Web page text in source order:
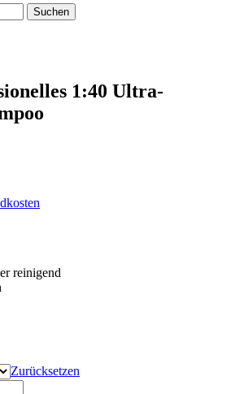
Suchen
1:40 Ultra-
reinigend
Zurücksetzen